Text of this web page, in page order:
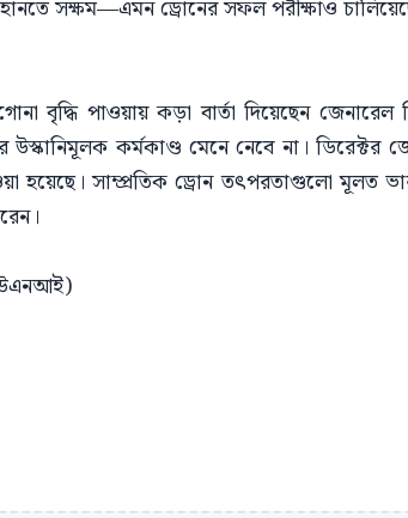
সক্ষম—এমন ড্রোনের সফল পরীক্ষাও
বৃদ্ধি পাওয়ায় কড়া বার্তা দিয়েছেন জেনারেল
কর্মকাণ্ড মেনে নেবে না। ডিরেক্টর
হয়েছে। সাম্প্রতিক ড্রোন তৎপরতাগুলো মূলত